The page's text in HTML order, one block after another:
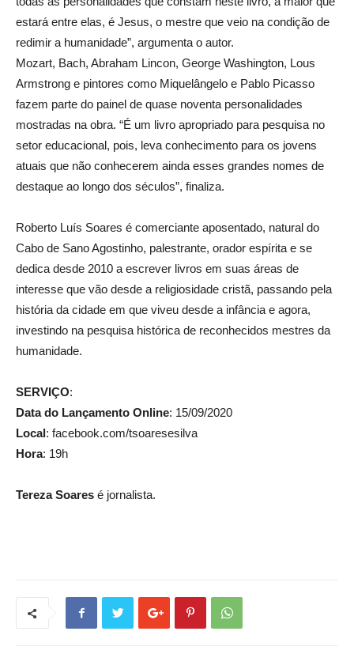
estará entre elas, é Jesus, o mestre que veio na condição de
redimir a humanidade”, argumenta o autor.
Mozart, Bach, Abraham Lincon, George Washington, Lous
Armstrong e pintores como Miquelângelo e Pablo Picasso
fazem parte do painel de quase noventa personalidades
mostradas na obra. “É um livro apropriado para pesquisa no
setor educacional, pois, leva conhecimento para os jovens
atuais que não conhecerem ainda esses grandes nomes de
destaque ao longo dos séculos”, finaliza.
Roberto Luís Soares é comerciante aposentado, natural do
Cabo de Sano Agostinho, palestrante, orador espírita e se
dedica desde 2010 a escrever livros em suas áreas de
interesse que vão desde a religiosidade cristã, passando pela
história da cidade em que viveu desde a infância e agora,
investindo na pesquisa histórica de reconhecidos mestres da
humanidade.
SERVIÇO:
Data do Lançamento Online: 15/09/2020
Local: facebook.com/tsoaresesilva
Hora: 19h
Tereza Soares é jornalista.